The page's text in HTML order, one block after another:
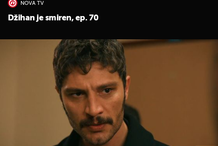
NOVA TV
Džihan je smiren, ep. 70